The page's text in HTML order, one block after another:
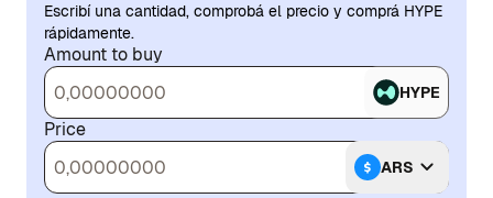
Escribí una cantidad, comprobá el precio y comprá HYPE
rápidamente.
Amount to buy
HYPE
Price
ARS